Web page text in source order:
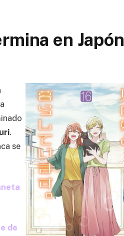
en Japón
.
se
de